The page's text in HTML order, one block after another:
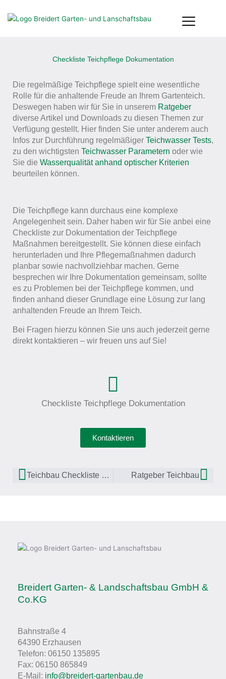
Inhalt
Checkliste Teichpflege Dokumentation
Die regelmäßige Teichpflege spielt eine wesentliche
Rolle für die anhaltende Freude an Ihrem Gartenteich.
Deswegen haben wir für Sie in unserem Ratgeber
diverse Artikel und Downloads zu diesen Themen zur
Verfügung gestellt. Hier finden Sie unter anderem auch
Infos zur Durchführung regelmäßiger Teichwasser Tests,
zu den wichtigsten Teichwasser Parametern oder wie
Sie die Wasserqualität anhand optischer Kriterien
beurteilen können.
Die Teichpflege kann durchaus eine komplexe
Angelegenheit sein. Daher haben wir für Sie anbei eine
Checkliste zur Dokumentation der Teichpflege
Maßnahmen bereitgestellt. Sie können diese einfach
herunterladen und Ihre Pflegemaßnahmen dadurch
planbar sowie nachvollziehbar machen. Gerne
besprechen wir Ihre Dokumentation gemeinsam, sollte
es zu Problemen bei der Teichpflege kommen, und
finden anhand dieser Grundlage eine Lösung zur lang
anhaltenden Freude an Ihrem Teich.
Bei Fragen hierzu können Sie uns auch jederzeit gerne
direkt kontaktieren – wir freuen uns auf Sie!
Checkliste Teichpflege Dokumentation
Kontaktieren
Teichbau Checkliste private Nutzung Ratgeber Teichbau
Breidert Garten- & Landschaftsbau GmbH &
Co.KG
Bahnstraße 4
64390 Erzhausen
Telefon: 06150 135895
Fax: 06150 865849
E-Mail: info@breidert-gartenbau.de